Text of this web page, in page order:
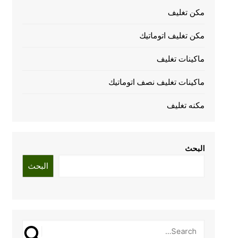
مكن تغليف
مكن تغليف اتوماتيك
ماكينات تغليف
ماكينات تغليف نصف اتوماتيك
مكنه تغليف
البحث
البحث